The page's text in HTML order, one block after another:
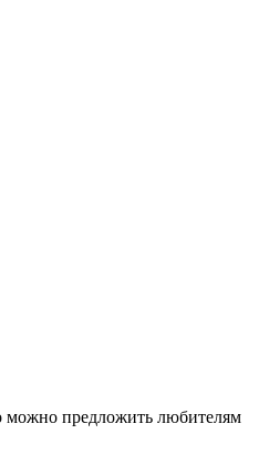
можно предложить любителям